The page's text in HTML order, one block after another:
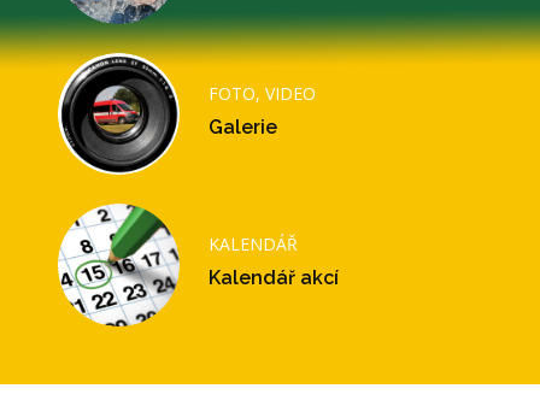
FOTO, VIDEO
Galerie
KALENDÁŘ
Kalendář akcí